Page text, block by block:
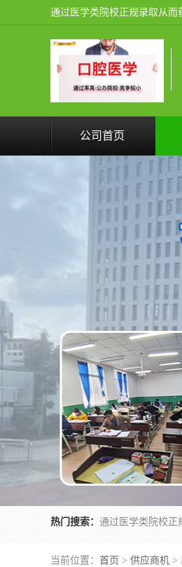
公司首页
热门搜索：
当前位置： 首页 > 供应商机 >